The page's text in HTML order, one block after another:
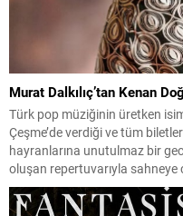
Murat Dalkılıç’tan Kenan
Türk pop müziğinin üretken
Çeşme’de verdiği ve tüm
hayranlarına unutulmaz bir
oluşan repertuvarıyla sahneye
dakikalarında Kenan
Sanatçının bu sürpriz